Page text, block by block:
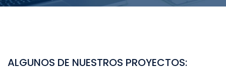
ALGUNOS DE NUESTROS PROYECTOS: